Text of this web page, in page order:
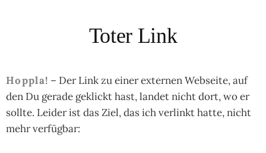
Toter Link
Hoppla! – Der Link zu einer ex­ter­nen Web­sei­te, auf
den Du ge­ra­de ge­klickt hast, lan­det nicht dort, wo er
soll­te. Lei­der ist das Ziel, das ich ver­linkt hat­te, nicht
mehr ver­füg­bar: